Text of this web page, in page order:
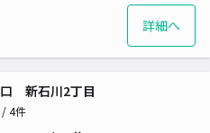
詳細へ
新石川2丁目
/ 4件